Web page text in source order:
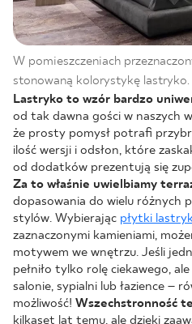
W pomieszczeniach
stonowaną kolorystykę lastryko.
Lastryko to wzór bardzo
od tak dawna gości w naszych
że prosty pomysł potrafi
ilość wersji i odsłon, które
od dodatków prezentują się
Za to właśnie uwielbiamy
dopasowania do wielu różnych
stylów. Wybierając płytki
zaznaczonymi kamieniami,
motywem we wnętrzu. Jeśli
pełniło tylko rolę ciekawego,
salonie, sypialni lub łazience –
możliwość! Wszechstronność
kilkaset lat temu, ale dzięki